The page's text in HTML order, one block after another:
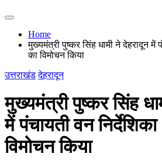
Home
मुख्यमंत्री पुष्कर सिंह धामी ने देहरादून में
का विमोचन किया
उत्तराखंड देहरादून
मुख्यमंत्री पुष्कर सिंह
में पंचायती वन
विमोचन किया